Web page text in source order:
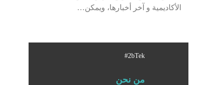
الأكاديمية و آخر أخبارها، ويمكن…
#2bTek
من نحن